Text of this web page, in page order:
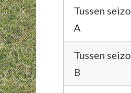
Tussen
A
Tussen
B